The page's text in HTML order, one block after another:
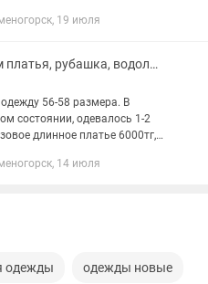
крой выгодно
19 июля
Продам платья, рубашка, водолазка
56-58 размера. В
состоянии, одевалось 1-2
длинное платье 6000тг,
2500тг. Вязанные,
14 июля
одежды одежды новые